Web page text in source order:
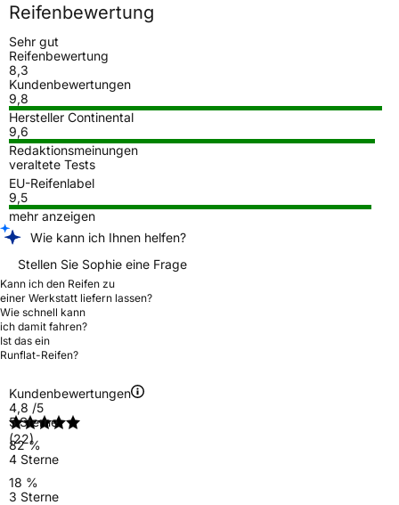
Reifenbewertung
Sehr gut
Reifenbewertung
8,3
Kundenbewertungen
9,8
Hersteller Continental
9,6
Redaktionsmeinungen
veraltete Tests
EU-Reifenlabel
9,5
mehr anzeigen
Wie kann ich Ihnen helfen?
Stellen Sie Sophie eine Frage
Kann ich den Reifen zu
einer Werkstatt liefern lassen?
Wie schnell kann
ich damit fahren?
Ist das ein
Runflat-Reifen?
Kundenbewertungen
4,8 /5
(22)
5 Sterne
82 %
4 Sterne
18 %
3 Sterne